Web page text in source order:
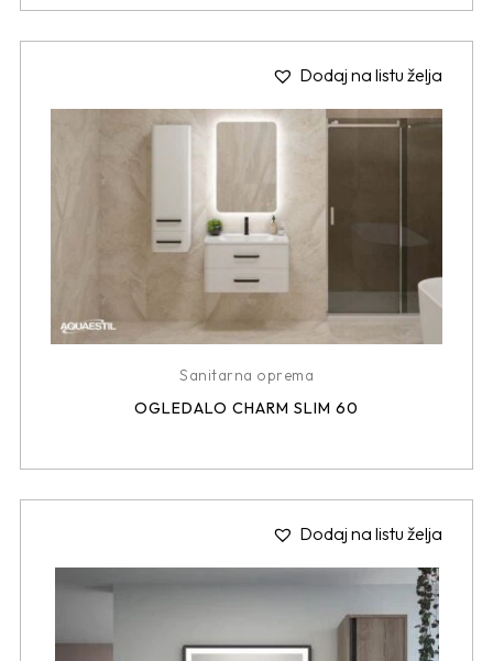
Dodaj na listu želja
Sanitarna oprema
OGLEDALO CHARM SLIM 60
Dodaj na listu želja